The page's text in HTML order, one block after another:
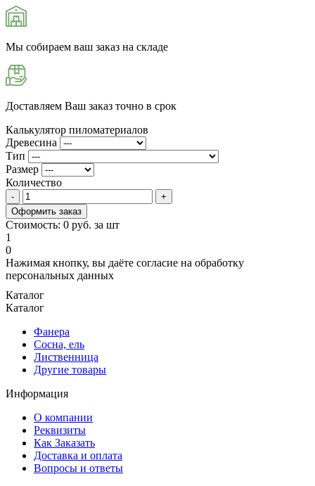
Мы собираем ваш заказ на складе
Доставляем Ваш заказ точно в срок
Калькулятор пиломатериалов
Древесина
Тип
Размер
Количество
Оформить заказ
Стоимость: 0 руб. за шт
1
0
Нажимая кнопку, вы даёте согласие на обработку
персональных данных
Каталог
Каталог
Фанера
Сосна, ель
Лиственница
Другие товары
Информация
О компании
Реквизиты
Как Заказать
Доставка и оплата
Вопросы и ответы